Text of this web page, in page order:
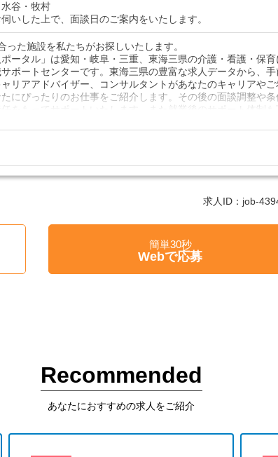
谷・牧村
いした上で、面談日のご案内をいたします。
った施設を私たちがお探しいたします。
ポータル」は愛知・岐阜・三重、東海三県の介護・看護・保育
ポートセンターです。東海三県の豊富な求人データから、手
リアアドバイザー、コンサルタントがあなたのキャリアやご
にぴったりのお仕事をご紹介します。その後の面談調整や条
任をもってサポートいたします。また就業後のサポート体制も
とがあれば、当社のスタッフがよろこんでフォローいたしま
情報のここを確認したい！など、興味本位でも構いませんの
夜勤のみ、未経験歓迎、主婦歓迎、主夫歓迎、曜日相談可、土
、残業月10H、保育/託児所、産休・育休あり、副業 Ｗワーク
ーナスあり、賞与あり、昇給あり、正社員登用、資格支援交
ー歓迎、パートアルバイト歓迎、急募求人、初心者歓迎、学
歓迎、経験者歓迎、有資格者歓迎、短時間勤務の方も歓迎、
得サポート制度あり、完全週休2、研修あり、新設・オープ
ス、グループホーム、サービス付き高齢者向け住宅、住宅型有
、放課後等デイサービス、居宅介護支援、ケアハウス、ケアホ
ョンセンター、リハビリ型デイサービス」等の施設の求人も多
求人ID：job-
簡単30秒
Webで応募
Recommended
あなたにおすすめの求人をご紹介